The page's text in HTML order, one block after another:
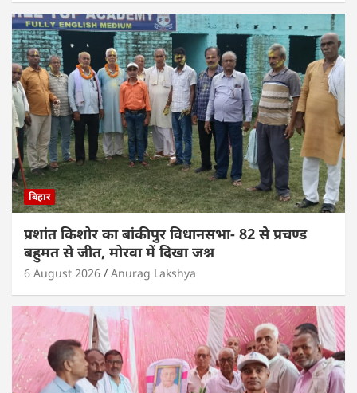
बिहार
प्रशांत किशोर का बांकीपुर विधानसभा- 82 से प्रचण्ड
बहुमत से जीत, मोरवा में दिखा जश्न
6 August 2026 Anurag Lakshya